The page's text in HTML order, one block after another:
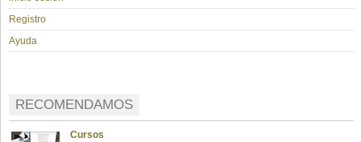
Registro
Ayuda
RECOMENDAMOS
Cursos